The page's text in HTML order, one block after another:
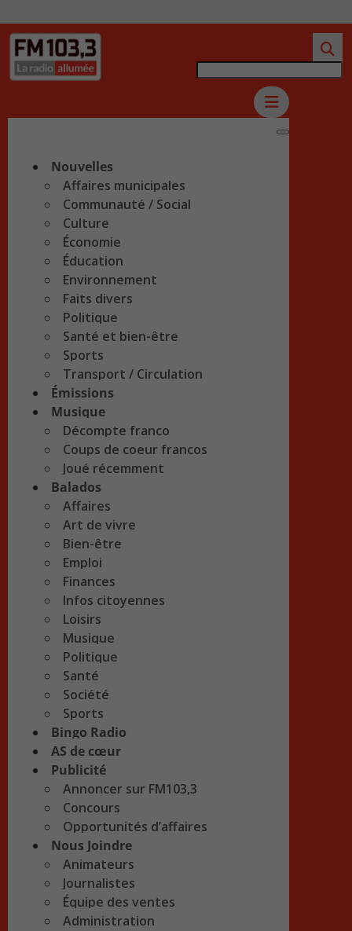
Nouvelles
Affaires municipales
Communauté / Social
Culture
Économie
Éducation
Environnement
Faits divers
Politique
Santé et bien-être
Sports
Transport / Circulation
Émissions
Musique
Décompte franco
Coups de coeur francos
Joué récemment
Balados
Affaires
Art de vivre
Bien-être
Emploi
Finances
Infos citoyennes
Loisirs
Musique
Politique
Santé
Société
Sports
Bingo Radio
AS de cœur
Publicité
Annoncer sur FM103,3
Concours
Opportunités d’affaires
Nous Joindre
Animateurs
Journalistes
Équipe des ventes
Administration